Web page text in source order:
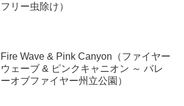
フリー虫除け）
Fire Wave & Pink Canyon（ファイヤー
ウェーブ & ピンクキャニオン ～ バレ
ーオブファイヤー州立公園）